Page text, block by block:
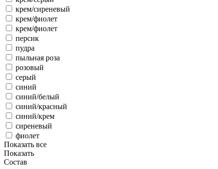
крем/сиреневый
крем/фиолет
крем/фиолет
персик
пудра
пыльная роза
розовый
серый
синий
синий/белый
синий/красный
синий/крем
сиреневый
фиолет
Показать все
Показать
Состав